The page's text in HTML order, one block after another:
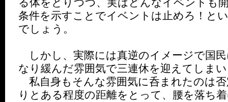
る体をとりつつ、実はどんなイベントも
条件を示すことでイベントは止めろ！と
でしょう。
しかし、実際には真逆のイメージで国
なり緩んだ雰囲気で三連休を迎えてしま
私自身もそんな雰囲気に呑まれたのは
りとある程度の距離をとって、腰を落ち